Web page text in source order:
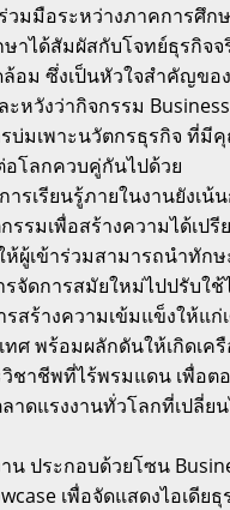
วมมือระหว่างภาคการศึก
าได้สัมผัสกับโจทย์ธุรกิจ
อม ซึ่งเป็นหัวใจสำคัญขอ
หวังว่ากิจกรรม
บ่มเพาะนวัตกรธุรกิจ ที่มี
โลกควบคู่กันไปด้วย
รเรียนรู้ภายในงานยังเน้
รรมเพื่อสร้างความได้เปรี
ผู้เข้าร่วมสามารถนำทักษ
จัดการสมัยใหม่ไปปรับใช้
สร้างความเข้มแข็งให้แก่
ทศ พร้อมผลักดันให้เกิดเค
ชาชีพที่ไร้พรมแดน เพื่อต
าดแรงงานทั่วโลกที่เปลี่ย
น ประกอบด้วยโซน
เพื่อจัดแสดงไอเดียธุ